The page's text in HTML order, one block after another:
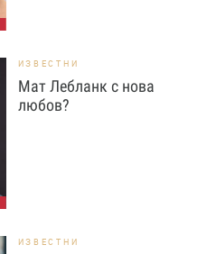
ИЗВЕСТНИ
Мат Лебланк с нова
любов?
ИЗВЕСТНИ